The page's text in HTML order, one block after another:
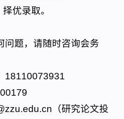
优录取。
问题，请随时咨询会务
18110073931
（研究论文投